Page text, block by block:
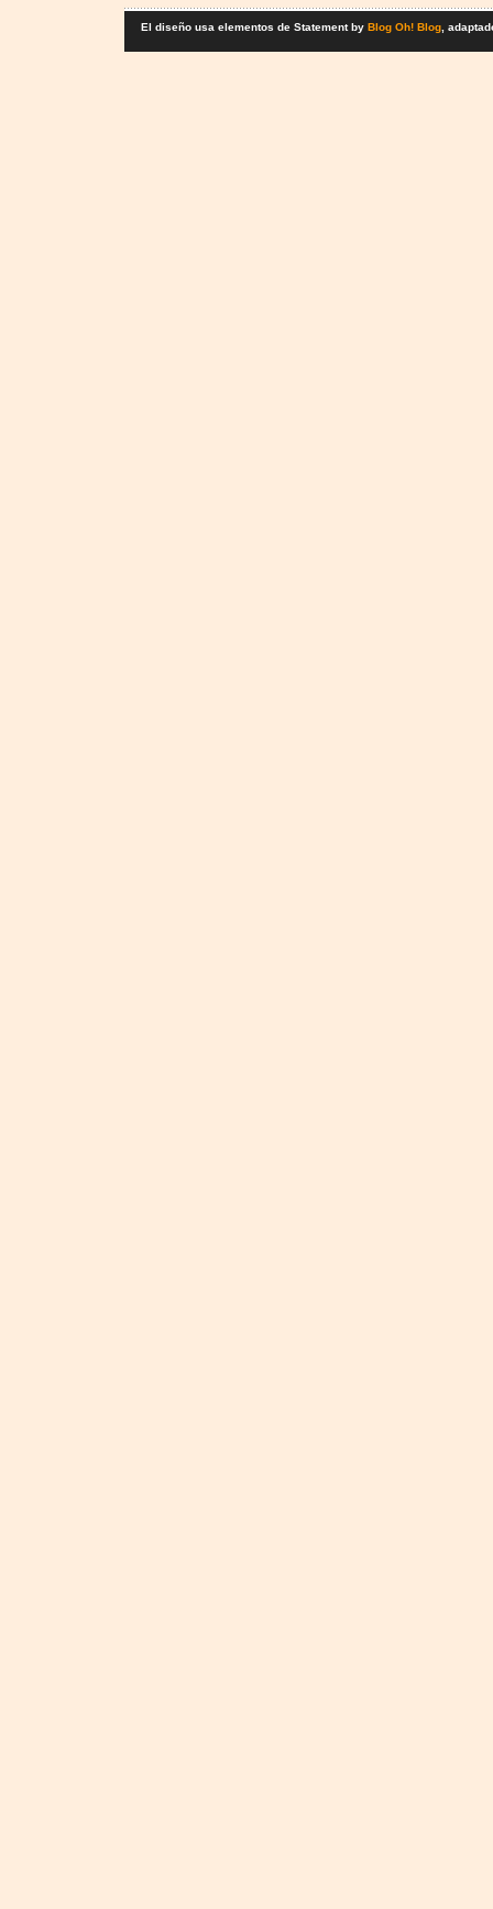
El diseño usa elementos de Statement by Blog Oh! Blog,